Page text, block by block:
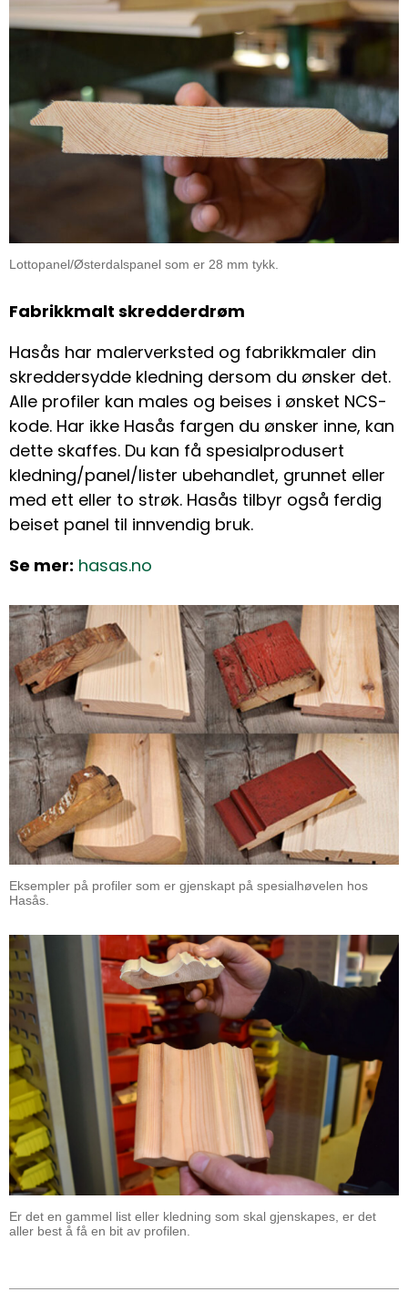
Lottopanel/Østerdalspanel som er 28 mm tykk.
Fabrikkmalt skredderdrøm
Hasås har malerverksted og fabrikkmaler din
skreddersydde kledning dersom du ønsker det.
Alle profiler kan males og beises i ønsket NCS-
kode. Har ikke Hasås fargen du ønsker inne, kan
dette skaffes. Du kan få spesialprodusert
kledning/panel/lister ubehandlet, grunnet eller
med ett eller to strøk. Hasås tilbyr også ferdig
beiset panel til innvendig bruk.
Se mer: hasas.no
Eksempler på profiler som er gjenskapt på spesialhøvelen hos
Hasås.
Er det en gammel list eller kledning som skal gjenskapes, er det
aller best å få en bit av profilen.